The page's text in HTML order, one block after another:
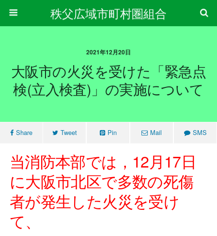
秩父広域市町村圏組合
2021年12月20日
大阪市の火災を受けた「緊急点
検(立入検査)」の実施について
Share Tweet Pin Mail SMS
当消防本部では，12月17日
に大阪市北区で多数の死傷
者が発生した火災を受け
て、